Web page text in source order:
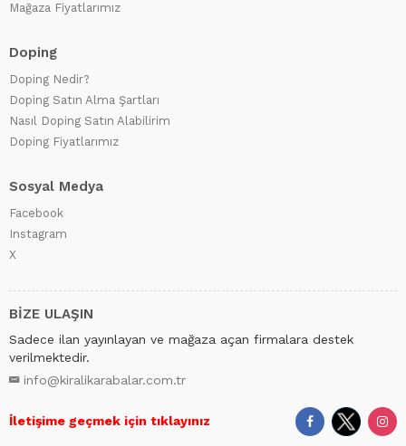
Mağaza Fiyatlarımız
Doping
Doping Nedir?
Doping Satın Alma Şartları
Nasıl Doping Satın Alabilirim
Doping Fiyatlarımız
Sosyal Medya
Facebook
Instagram
X
BİZE ULAŞIN
Sadece ilan yayınlayan ve mağaza açan firmalara destek
verilmektedir.
info@kiralikarabalar.com.tr
İletişime geçmek için tıklayınız